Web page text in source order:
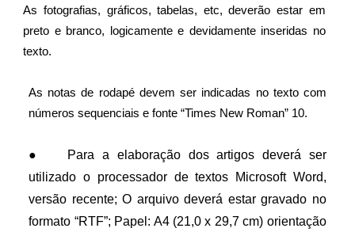
As fotografias, gráficos, tabelas, etc, deverão estar em
preto e branco, logicamente e devidamente inseridas no
texto.
As notas de rodapé devem ser indicadas no texto com
números sequenciais e fonte “Times New Roman” 10.
●
Para a elaboração dos artigos deverá ser
utilizado o processador de textos Microsoft Word,
versão recente; O arquivo deverá estar gravado no
formato “RTF”; Papel: A4 (21,0 x 29,7 cm) orientação